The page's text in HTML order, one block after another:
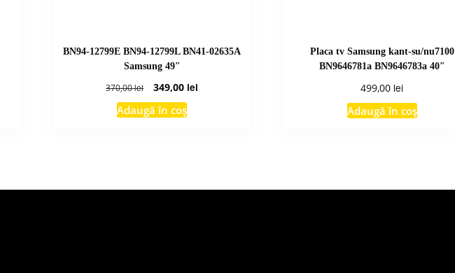
BN94-12799E BN94-12799L BN41-02635A
Samsung 49″
370,00lei
Prețul
inițial
a
349,00 lei
Adaugă în coș
Placa tv Samsung kant-su/nu7100
BN9646781a BN9646783a 40″
499,00 lei
Adaugă în coș